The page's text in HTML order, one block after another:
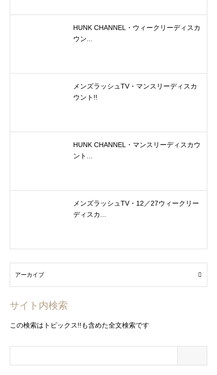
HUNK CHANNEL・ウィークリーディスカ
ウン...
メンズラッシュTV・マンスリーディスカ
ウント!!
HUNK CHANNEL・マンスリーディスカウ
ント...
メンズラッシュTV・12／27ウィークリー
ディスカ...
サイト内検索
この検索はトピックス!!も含めた全文検索です